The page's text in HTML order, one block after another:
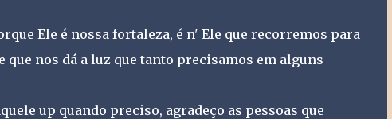
Ele é nossa fortaleza, é n' Ele que recorremos para
que nos dá a luz que tanto precisamos em alguns
up quando preciso, agradeço as pessoas que